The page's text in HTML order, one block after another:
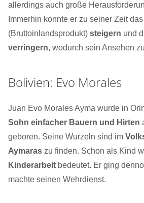
allerdings auch große
Immerhin konnte er zu seiner Zeit das
(Bruttoinlandsprodukt) steigern und
verringern, wodurch sein Ansehen
Bolivien: Evo Morales
Juan Evo Morales Ayma wurde in
Sohn einfacher Bauern und Hirten
geboren. Seine Wurzeln sind im
Aymaras zu finden. Schon als Kind
Kinderarbeit bedeutet. Er ging
machte seinen Wehrdienst.